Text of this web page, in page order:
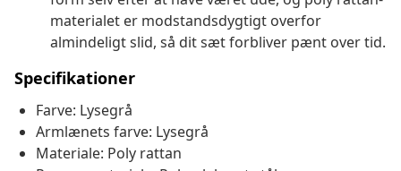
materialet er modstandsdygtigt overfor
almindeligt slid, så dit sæt forbliver pænt over tid.
Specifikationer
Farve: Lysegrå
Armlænets farve: Lysegrå
Materiale: Poly rattan